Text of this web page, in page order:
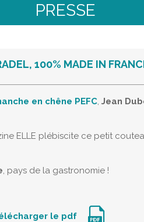
PRESSE
100% MADE IN
en chêne PEFC, Jean
ELLE plébiscite ce petit
, pays de la gastronomie !
le pdf